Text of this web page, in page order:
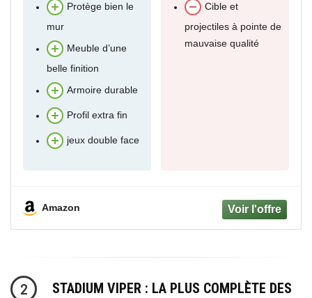
Protège bien le
mur
Meuble d’une
belle finition
Armoire durable
Profil extra fin
jeux double face
Cible et
projectiles à pointe de
mauvaise qualité
Amazon
2
STADIUM VIPER : LA PLUS COMPLÈTE DES